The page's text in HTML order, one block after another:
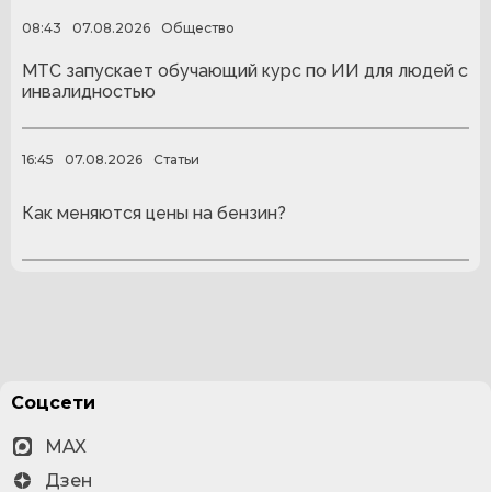
08:43 07.08.2026 Общество
МТС запускает обучающий курс по ИИ для людей с
инвалидностью
16:45 07.08.2026 Статьи
Как меняются цены на бензин?
Соцсети
MAX
Дзен